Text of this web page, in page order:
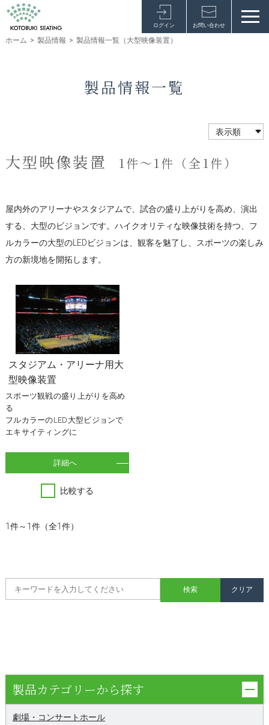
ログイン お問い合わせ
ホーム > 製品情報 > 製品情報一覧（大型映像装置）
製品情報一覧
大型映像装置 1件～1件（全1件）
屋内外のアリーナやスタジアムで、試合の盛り上がりを高め、演出
する、大型のビジョンです。ハイクオリティな映像技術を持つ、フ
ルカラーの大型のLEDビジョンは、観客を魅了し、スポーツの楽しみ
方の新境地を開拓します。
スタジアム・アリーナ用大
型映像装置
スポーツ観戦の盛り上がりを高め
る
フルカラーのLED大型ビジョンで
エキサイティングに
詳細へ
比較する
1件～1件（全1件）
製品カテゴリーから探す
劇場・コンサートホール